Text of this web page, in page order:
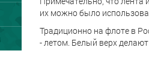
их можно было
Традиционно на флоте в
- летом. Белый верх